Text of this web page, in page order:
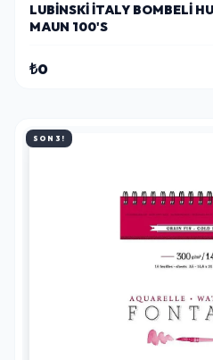
LUBINSKI İTALY BOMBELI
MAUN 100'S
₺0
SON 3!